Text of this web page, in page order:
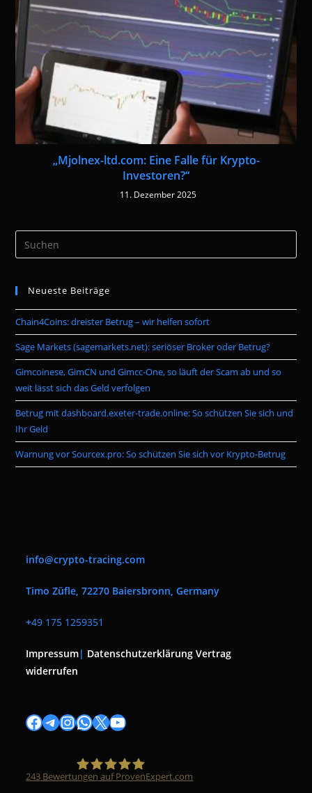
„Mjolnex-ltd.com: Eine Falle für Krypto-
Investoren?“
11. Dezember 2025
the
Neueste Beiträge
Chain4Coins: dreister Betrug – wir helfen sofort
Sage Markets (sagemarkets.net): seriöser Broker oder Betrug?
Gimcoinese, GimCN und Gimcc-One, so läuft der Scam ab und so
weit lässt sich das Geld verfolgen
Betrug mit dashboard.exeter-trade.online: So schützen Sie sich und
Ihr Geld
Warnung vor Sourcex.pro: So schützen Sie sich vor Krypto-Betrug
info@crypto-tracing.com
Timo Züfle, 72270 Baiersbronn, Germany
+49 175 1259351
Impressum| Datenschutzerklärung Vertrag
widerrufen
Facebook
Telegram
Instagram
WhatsApp
X YouTube
243 Bewertungen auf ProvenExpert.com